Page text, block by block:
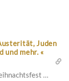
Juden
und mehr. «
…